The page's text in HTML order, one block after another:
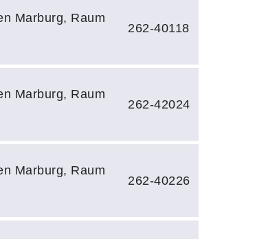
Marburg, Raum
262-40118
Marburg, Raum
262-42024
Marburg, Raum
262-40226